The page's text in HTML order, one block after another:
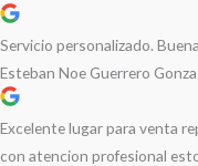
Servicio personalizado.
Esteban Noe Guerrero Gonza
Excelente lugar para venta
con atencion profesional